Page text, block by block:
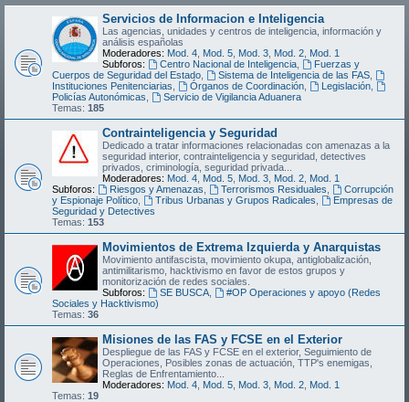
Servicios de Informacion e Inteligencia
Las agencias, unidades y centros de inteligencia, información y
análisis españolas
Moderadores: Mod. 4 Mod. 5 Mod. 3 Mod. 2 Mod. 1
Subforos:
Centro Nacional de Inteligencia,
Fuerzas y
Cuerpos de Seguridad del Estado
Sistema de Inteligencia de las FAS,
Instituciones Penitenciarias
Órganos de Coordinación, Legislación,
Policías Autonómicas
Servicio de Vigilancia Aduanera
Temas: 185
Contrainteligencia y Seguridad
Dedicado a tratar informaciones relacionadas con amenazas a la
seguridad interior, contrainteligencia y seguridad, detectives
privados, criminología, seguridad privada...
Moderadores: Mod. 4 Mod. 5 Mod. 3 Mod. 2 Mod. 1
Subforos:
Riesgos y Amenazas Terrorismos Residuales
Corrupción
y Espionaje Político
Tribus Urbanas y Grupos Radicales
Empresas de
Seguridad y Detectives
Temas: 153
Movimientos de Extrema Izquierda y Anarquistas
Movimiento antifascista, movimiento okupa, antiglobalización,
antimilitarismo, hacktivismo en favor de estos grupos y
monitorización de redes sociales.
Subforos:
SE BUSCA,
#OP Operaciones y apoyo (Redes
Sociales y Hacktivismo)
Temas: 36
Misiones de las FAS y FCSE en el Exterior
Despliegue de las FAS y FCSE en el exterior, Seguimiento de
Operaciones, Posibles zonas de actuación, TTP's enemigas,
Reglas de Enfrentamiento...
Moderadores: Mod. 4 Mod. 5 Mod. 3 Mod. 2 Mod. 1
Temas: 19